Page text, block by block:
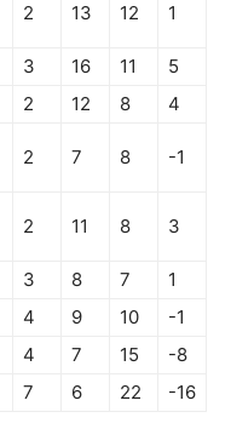
2 13 12 1
3 16 11
5
2 12 8
4
2 7 8 -1
2 11 8 3
3 8 7
1
4 9 10
-1
4 7 15
-8
7 6 22 -16